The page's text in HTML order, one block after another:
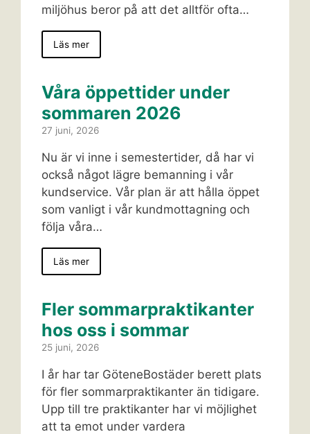
miljöhus beror på att det alltför ofta…
Läs mer
Våra öppettider under
sommaren 2026
27 juni, 2026
Nu är vi inne i semestertider, då har vi
också något lägre bemanning i vår
kundservice. Vår plan är att hålla öppet
som vanligt i vår kundmottagning och
följa våra…
Läs mer
Fler sommarpraktikanter
hos oss i sommar
25 juni, 2026
I år har tar GöteneBostäder berett plats
för fler sommarpraktikanter än tidigare.
Upp till tre praktikanter har vi möjlighet
att ta emot under vardera